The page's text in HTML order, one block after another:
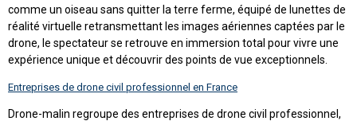
comme un oiseau sans quitter la terre ferme, équipé de lunettes de
réalité virtuelle retransmettant les images aériennes captées par le
drone, le spectateur se retrouve en immersion total pour vivre une
expérience unique et découvrir des points de vue exceptionnels.
Entreprises de drone civil professionnel en France
Drone-malin regroupe des entreprises de drone civil professionnel,